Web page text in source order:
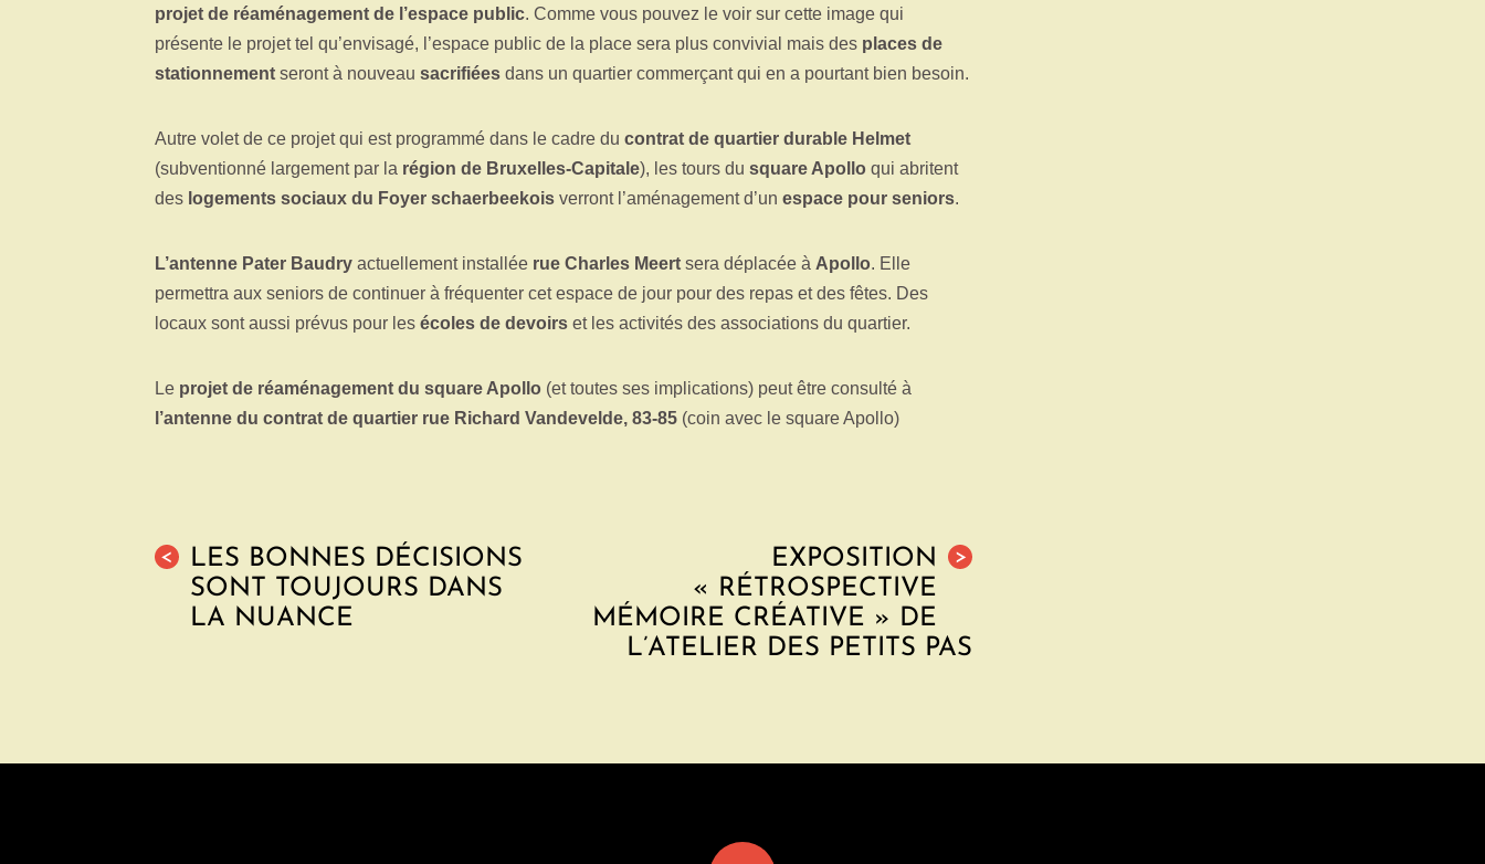
projet de réaménagement de l’espace public. Comme vous pouvez le voir sur cette image qui
présente le projet tel qu’envisagé, l’espace public de la place sera plus convivial mais des places de
stationnement seront à nouveau sacrifiées dans un quartier commerçant qui en a pourtant bien besoin.
Autre volet de ce projet qui est programmé dans le cadre du contrat de quartier durable Helmet
(subventionné largement par la région de Bruxelles-Capitale), les tours du square Apollo qui abritent
des logements sociaux du Foyer schaerbeekois verront l’aménagement d’un espace pour seniors.
L’antenne Pater Baudry actuellement installée rue Charles Meert sera déplacée à Apollo. Elle
permettra aux seniors de continuer à fréquenter cet espace de jour pour des repas et des fêtes. Des
locaux sont aussi prévus pour les écoles de devoirs et les activités des associations du quartier.
Le projet de réaménagement du square Apollo (et toutes ses implications) peut être consulté à
l’antenne du contrat de quartier rue Richard Vandevelde, 83-85 (coin avec le square Apollo)
<
LES BONNES DÉCISIONS
SONT TOUJOURS DANS
LA NUANCE
>
EXPOSITION
« RÉTROSPECTIVE
MÉMOIRE CRÉATIVE » DE
L’ATELIER DES PETITS PAS